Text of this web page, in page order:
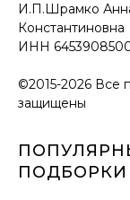
И.П.Шрамко
Константиновна
ИНН
©2015-2026 Все
защищены
ПОДБОРКИ